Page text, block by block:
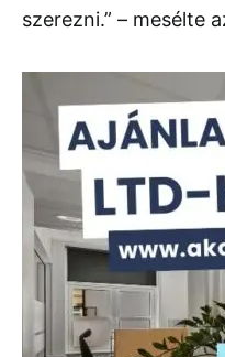
szerezni.” – mesélte